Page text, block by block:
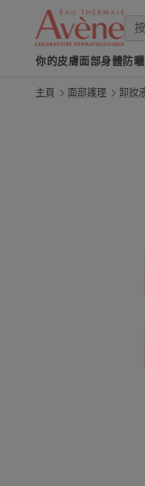
你的皮膚面部身體防曬
主頁 面部護理 卸妝